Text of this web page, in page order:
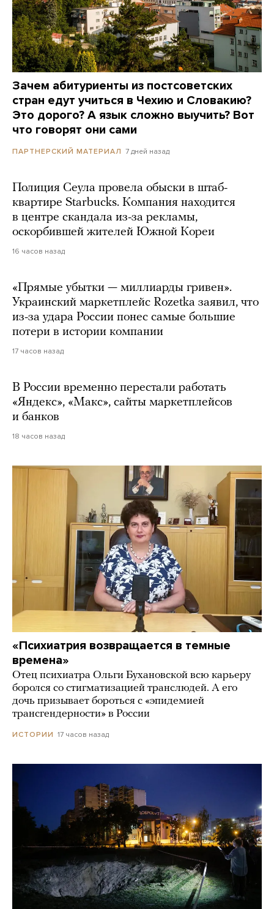
Зачем абитуриенты из постсоветских
стран едут учиться в Чехию и Словакию?
Это дорого? А язык сложно выучить? Вот
что говорят они сами
ПАРТНЕРСКИЙ МАТЕРИАЛ 7 дней назад
Полиция Сеула провела обыски в штаб-
квартире Starbucks. Компания находится
в центре скандала из-за рекламы,
оскорбившей жителей Южной Кореи
16 часов назад
«Прямые убытки — миллиарды гривен».
Украинский маркетплейс Rozetka заявил, что
из-за удара России понес самые большие
потери в истории компании
17 часов назад
В России временно перестали работать
«Яндекс», «Макс», сайты маркетплейсов
и банков
18 часов назад
«Психиатрия возвращается в темные
времена»
Отец психиатра Ольги Бухановской всю карьеру
боролся со стигматизацией транслюдей. А его
дочь призывает бороться с «эпидемией
трансгендерности» в России
ИСТОРИИ 17 часов назад